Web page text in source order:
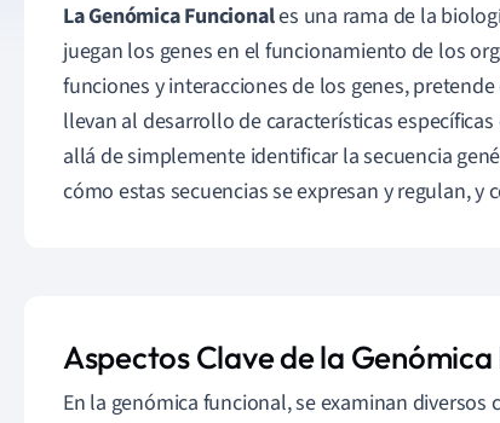
La Genómica Funcionales una rama de la
juegan los genes en el funcionamiento de los
funciones y interacciones de los genes,
llevan al desarrollo de características
allá de simplemente identificar la secuencia
cómo estas secuencias se expresan y regulan,
Aspectos Clave de la
En la genómica funcional, se examinan